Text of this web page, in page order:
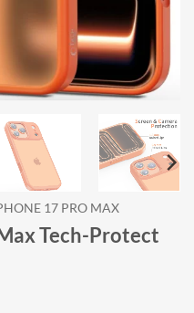
17 PRO MAX
Tech-Protect